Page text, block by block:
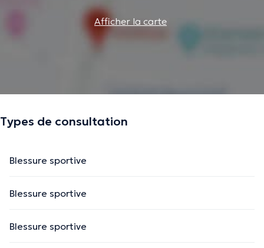
Afficher la carte
Types de consultation
Blessure sportive
Blessure sportive
Blessure sportive